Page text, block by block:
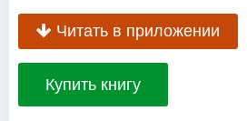
Читать в приложении
Купить книгу